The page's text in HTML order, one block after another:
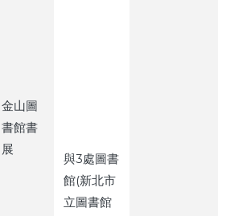
與3處圖書
館(新北市
立圖書館
金山圖
書館書
展